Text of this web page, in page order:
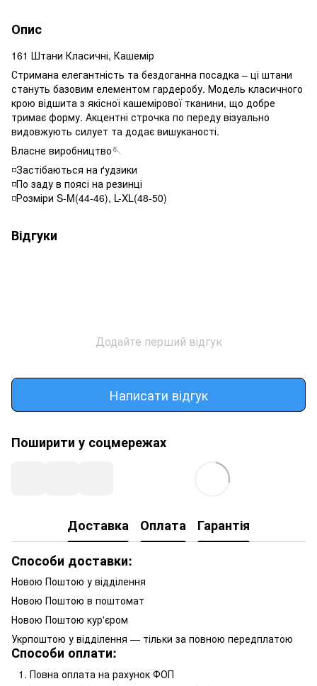
Опис
161 Штани Класичні, Кашемір
Стримана елегантність та бездоганна посадка – ці штани
стануть базовим елементом гардеробу. Модель класичного
крою відшита з якісної кашемірової тканини, що добре
тримає форму. Акцентні строчка по переду візуально
видовжують силует та додає вишуканості.
Власне виробництво🪡
◽️Застібаються на ґудзики
◽️По заду в поясі на резинці
◽️Розміри S-M(44-46), L-XL(48-50)
Відгуки
Додайте перший відгук
Написати відгук
Поширити у соцмережах
Доставка Оплата
Гарантія
Способи доставки:
Новою Поштою у відділення
Новою Поштою в поштомат
Новою Поштою кур'єром
Укрпоштою у відділення — тільки за повною передплатою
Способи оплати:
Повна оплата на рахунок ФОП